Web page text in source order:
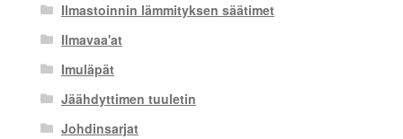
Ilmastoinnin lämmityksen säätimet
Ilmavaa'at
Imuläpät
Jäähdyttimen tuuletin
Johdinsarjat